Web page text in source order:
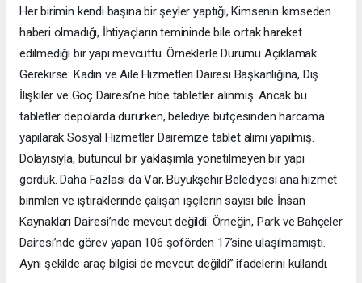
Her birimin kendi başına bir şeyler yaptığı, Kimsenin kimseden
haberi olmadığı, İhtiyaçların temininde bile ortak hareket
edilmediği bir yapı mevcuttu. Örneklerle Durumu Açıklamak
Gerekirse: Kadın ve Aile Hizmetleri Dairesi Başkanlığına, Dış
İlişkiler ve Göç Dairesi’ne hibe tabletler alınmış. Ancak bu
tabletler depolarda dururken, belediye bütçesinden harcama
yapılarak Sosyal Hizmetler Dairemize tablet alımı yapılmış.
Dolayısıyla, bütüncül bir yaklaşımla yönetilmeyen bir yapı
gördük. Daha Fazlası da Var, Büyükşehir Belediyesi ana hizmet
birimleri ve iştiraklerinde çalışan işçilerin sayısı bile İnsan
Kaynakları Dairesi’nde mevcut değildi. Örneğin, Park ve Bahçeler
Dairesi’nde görev yapan 106 şoförden 17’sine ulaşılmamıştı.
Aynı şekilde araç bilgisi de mevcut değildi’’ ifadelerini kullandı.